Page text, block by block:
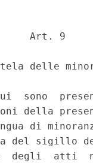
Art. 9
delle
sono
della
di
del sigillo
degli  atti